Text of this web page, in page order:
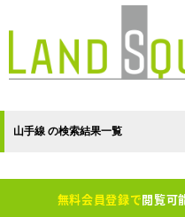
山手線 の検索結果一覧
無料会員登録で閲覧可